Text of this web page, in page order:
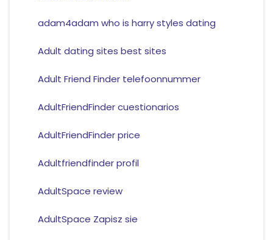
adam4adam who is harry styles dating
Adult dating sites best sites
Adult Friend Finder telefoonnummer
AdultFriendFinder cuestionarios
AdultFriendFinder price
Adultfriendfinder profil
AdultSpace review
AdultSpace Zapisz sie